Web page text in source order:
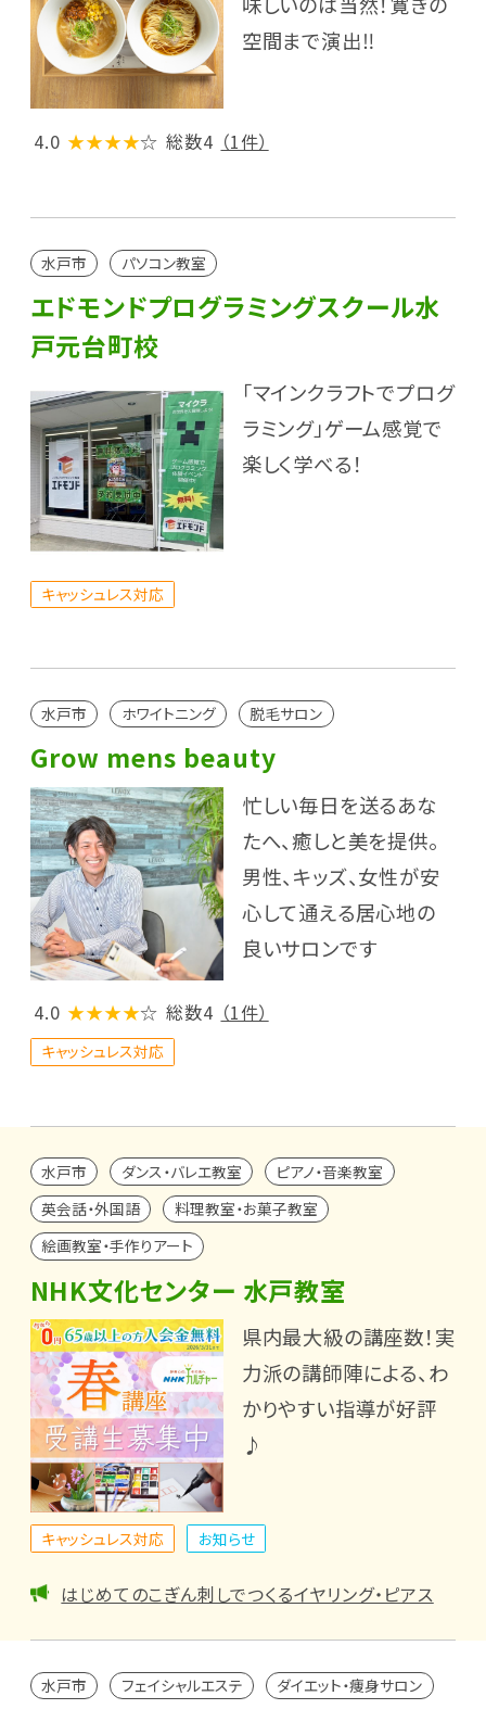
空間まで演出‼
4.0 ★★★★☆ 総数4 （1件）
水戸市 パソコン教室
エドモンドプログラミングスクール水
戸元台町校
「マインクラフトでプログ
ラミング」ゲーム感覚で
楽しく学べる！
キャッシュレス対応
水戸市 ホワイトニング 脱毛サロン
Grow mens beauty
忙しい毎日を送るあな
たへ、癒しと美を提供。
男性、キッズ、女性が安
心して通える居心地の
良いサロンです
4.0 ★★★★☆ 総数4 （1件）
キャッシュレス対応
水戸市 ダンス・バレエ教室
ピアノ・音楽教室
英会話・外国語
料理教室・お菓子教室
絵画教室・手作りアート
NHK文化センター 水戸教室
県内最大級の講座数！実
力派の講師陣による、わ
かりやすい指導が好評
♪
キャッシュレス対応 お知らせ
はじめてのこぎん刺しでつくるイヤリング・ピアス
水戸市 フェイシャルエステ ダイエット・痩身サロン